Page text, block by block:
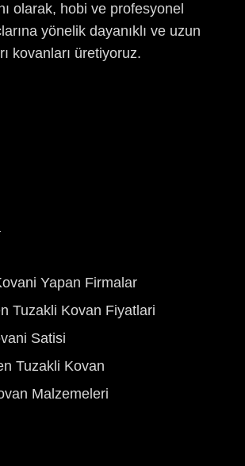
olarak, hobi ve profesyonel
yönelik dayanıklı ve uzun
kovanları üretiyoruz.
Yapan Firmalar
Tuzakli Kovan Fiyatlari
Satisi
Tuzakli Kovan
Malzemeleri